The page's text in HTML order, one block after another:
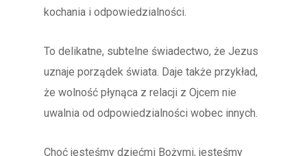
kochania i odpowiedzialności.
To delikatne, subtelne świadectwo, że Jezus
uznaje porządek świata. Daje także przykład,
że wolność płynąca z relacji z Ojcem nie
uwalnia od odpowiedzialności wobec innych.
Choć jesteśmy dziećmi Bożymi, jesteśmy